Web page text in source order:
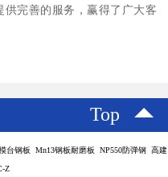
完善的服务，赢得了广大客
Top
台钢板 Mn13钢板耐磨板 NP550防弹钢 高建
Z